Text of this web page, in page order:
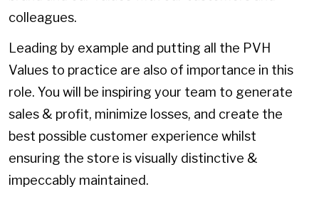
colleagues.
Leading by example and putting all the PVH
Values to practice are also of importance in this
role. You will be inspiring your team to generate
sales & profit, minimize losses, and create the
best possible customer experience whilst
ensuring the store is visually distinctive &
impeccably maintained.